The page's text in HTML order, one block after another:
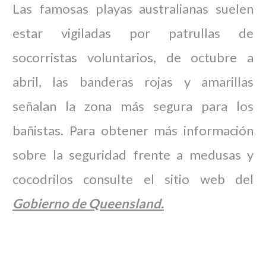
Las famosas playas australianas suelen
estar vigiladas por patrullas de
socorristas voluntarios, de octubre a
abril, las banderas rojas y amarillas
señalan la zona más segura para los
bañistas. Para obtener más información
sobre la seguridad frente a medusas y
cocodrilos consulte el sitio web del
Gobierno de Queensland.